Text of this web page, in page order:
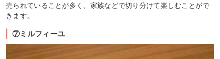
売られていることが多く、家族などで切り分けて楽しむことがで
きます。
⑦ミルフィーユ